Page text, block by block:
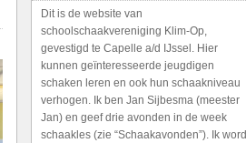
Dit is de website van
schoolschaakvereniging Klim-Op,
gevestigd te Capelle a/d IJssel. Hier
kunnen geïnteresseerde jeugdigen
schaken leren en ook hun schaakniveau
verhogen. Ik ben Jan Sijbesma (meester
Jan) en geef drie avonden in de week
schaakles (zie “Schaakavonden”). Ik word